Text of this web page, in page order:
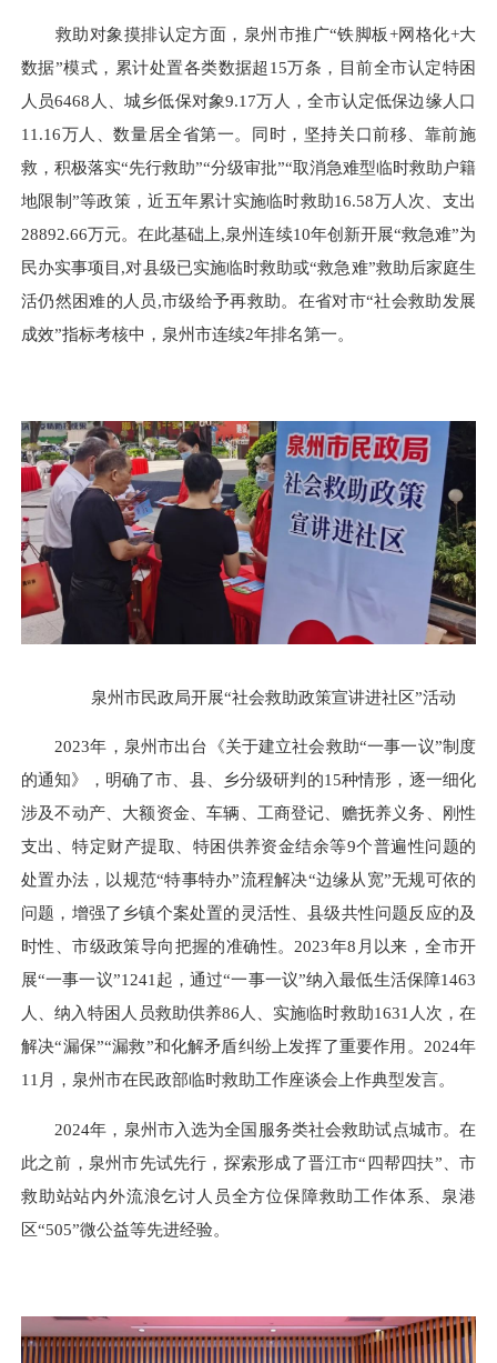
救助对象摸排认定方面，泉州市推广“铁脚板+网格化+大
数据”模式，累计处置各类数据超15万条，目前全市认定特困
人员6468人、城乡低保对象9.17万人，全市认定低保边缘人口
11.16万人、数量居全省第一。同时，坚持关口前移、靠前施
救，积极落实“先行救助”“分级审批”“取消急难型临时救助户籍
地限制”等政策，近五年累计实施临时救助16.58万人次、支出
28892.66万元。在此基础上,泉州连续10年创新开展“救急难”为
民办实事项目,对县级已实施临时救助或“救急难”救助后家庭生
活仍然困难的人员,市级给予再救助。在省对市“社会救助发展
成效”指标考核中，泉州市连续2年排名第一。
泉州市民政局开展“社会救助政策宣讲进社区”活动
2023年，泉州市出台《关于建立社会救助“一事一议”制度
的通知》，明确了市、县、乡分级研判的15种情形，逐一细化
涉及不动产、大额资金、车辆、工商登记、赡抚养义务、刚性
支出、特定财产提取、特困供养资金结余等9个普遍性问题的
处置办法，以规范“特事特办”流程解决“边缘从宽”无规可依的
问题，增强了乡镇个案处置的灵活性、县级共性问题反应的及
时性、市级政策导向把握的准确性。2023年8月以来，全市开
展“一事一议”1241起，通过“一事一议”纳入最低生活保障1463
人、纳入特困人员救助供养86人、实施临时救助1631人次，在
解决“漏保”“漏救”和化解矛盾纠纷上发挥了重要作用。2024年
11月，泉州市在民政部临时救助工作座谈会上作典型发言。
2024年，泉州市入选为全国服务类社会救助试点城市。在
此之前，泉州市先试先行，探索形成了晋江市“四帮四扶”、市
救助站站内外流浪乞讨人员全方位保障救助工作体系、泉港
区“505”微公益等先进经验。